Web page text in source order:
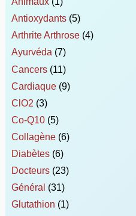
Antioxydants(5)
Arthrite Arthrose(4)
Ayurvéda (7)
Cancers(11)
Cardiaque(9)
ClO2 (3)
Co-Q10(5)
Collagène(6)
Diabètes(6)
Docteurs(23)
Général (31)
Glutathion (1)